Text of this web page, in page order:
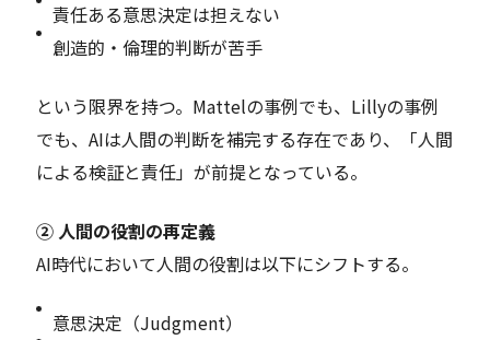
責任ある意思決定は担えない
創造的・倫理的判断が苦手
という限界を持つ。Mattelの事例でも、Lillyの事例
でも、AIは人間の判断を補完する存在であり、「人間
による検証と責任」が前提となっている。
② 人間の役割の再定義
AI時代において人間の役割は以下にシフトする。
意思決定（Judgment）